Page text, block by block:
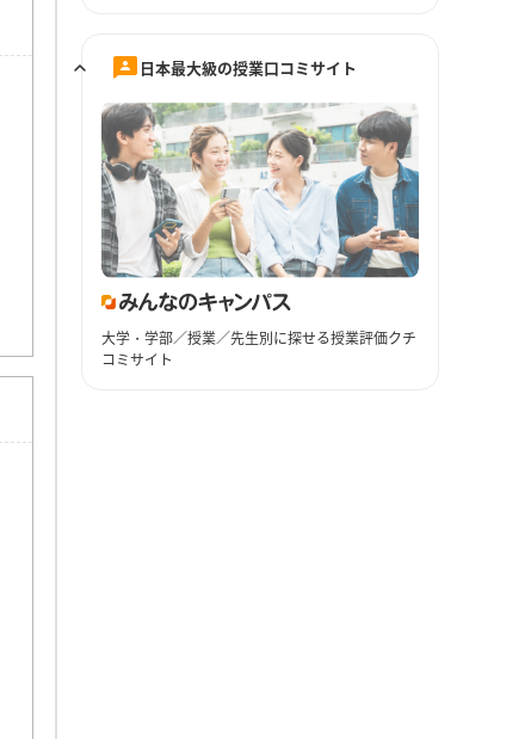
日本最大級の授業口コミサイト
大学・学部／授業／先生別に探せる授業評価クチ
コミサイト